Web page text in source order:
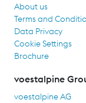
About us
Terms and
Data Privacy
Cookie Settings
Brochure
voestalpine
voestalpine AG